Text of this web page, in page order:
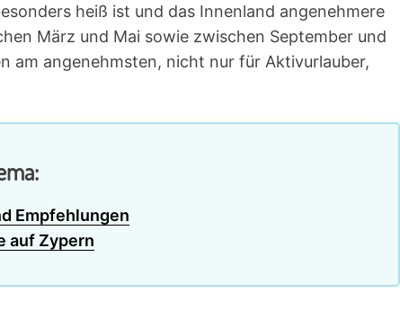
heiß ist und das Innenland angenehmere
März und Mai sowie zwischen September und
am angenehmsten, nicht nur für Aktivurlauber,
Empfehlungen
auf Zypern